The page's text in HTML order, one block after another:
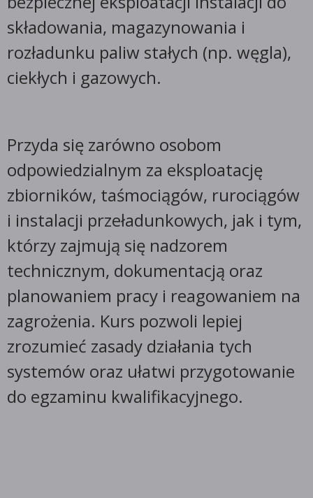
składowania, magazynowania i
rozładunku paliw stałych (np. węgla),
ciekłych i gazowych.
Przyda się zarówno osobom
odpowiedzialnym za eksploatację
zbiorników, taśmociągów, rurociągów
i instalacji przeładunkowych, jak i tym,
którzy zajmują się nadzorem
technicznym, dokumentacją oraz
planowaniem pracy i reagowaniem na
zagrożenia. Kurs pozwoli lepiej
zrozumieć zasady działania tych
systemów oraz ułatwi przygotowanie
do egzaminu kwalifikacyjnego.